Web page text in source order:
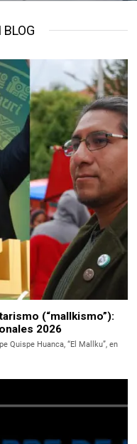
BLOG
(“mallkismo”):
2026
Quispe Huanca, “El Mallku”, en